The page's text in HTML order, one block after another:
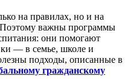
на правилах, но и на
Поэтому важны программы
они помогают
— в семье, школе и
подходы, описанные в
гражданскому